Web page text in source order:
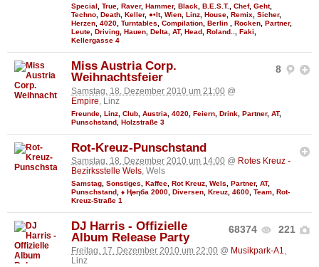
Special , True, Raver, Hammer, Black, B.E.S.T., Chef, Geht,
Techno, Death, Keller, ●•It, Wien, Linz, House, Remix, Sicher,
Herzen, 4020, Turntables, Compilation, Berlin , Rocken, Partner,
Leute, Driving, Hauen, Delta, AT, Head, Roland.., Faki,
Kellergasse 4
8
Miss Austria Corp.
Weihnachtsfeier
Samstag, 18. Dezember 2010 um 21:00 @
Empire , Linz
Freunde Linz Club Austria 4020 Feiern Drink Partner, AT,
Punschstand Holzstraße 3
Rot-Kreuz-Punschstand
Samstag, 18. Dezember 2010 um 14:00 @ Rotes Kreuz -
Bezirksstelle Wels, Wels
Samstag Sonstiges Kaffee Rot Kreuz Wels Partner, AT,
Punschstand ♦ Ңөηба 2000 Diversen Kreuz 4600 Team Rot-
Kreuz-Straße 1
68374 221
DJ Harris - Offizielle
Album Release Party
Freitag, 17. Dezember 2010 um 22:00 @ Musikpark-A1,
Linz